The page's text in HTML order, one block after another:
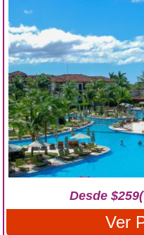
Desde
Ver